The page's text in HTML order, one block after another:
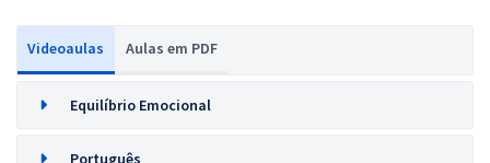
Videoaulas Aulas em PDF
Equilíbrio Emocional
Português